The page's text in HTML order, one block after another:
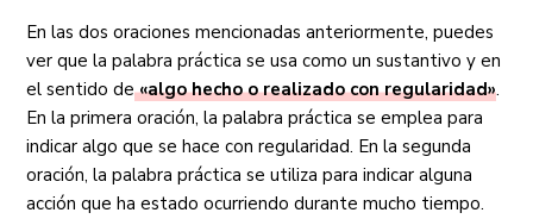
En las dos oraciones mencionadas anteriormente, puedes
ver que la palabra práctica se usa como un sustantivo y en
el sentido de«algo hecho o realizado con regularidad».
En la primera oración, la palabra práctica se emplea para
indicar algo que se hace con regularidad. En la segunda
oración, la palabra práctica se utiliza para indicar alguna
acción que ha estado ocurriendo durante mucho tiempo.